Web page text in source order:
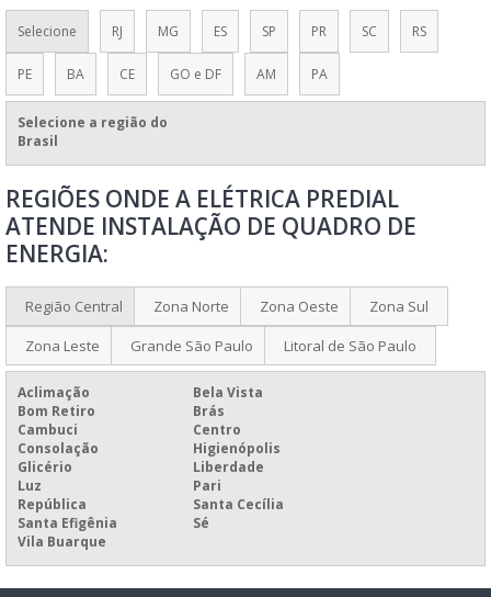
QUADRO ELÉTRICO FOTOVOLTAICO
QUADRO GERAL DE DISTRIBUIÇÃO DE FORÇA
REFORMA DE QUADRO ELÉTRICO
VALOR DE QUADRO ELÉTRICO
VENDA DE QUADROS E PAINÉIS
VENDA DE QUADROS E PAINÉIS ELÉTRICOS
MANUTENÇÃO ELÉTRICA PREDIAL E INDUSTRIAL
FABRICAÇÃO DE QUADROS ELÉTRICOS
FABRICANTE DE QUADROS ELÉTRICOS
MONTAGEM DE QUADRO DE DISJUNTORES
MONTAGEM DE QUADRO DE DISTRIBUIÇÃO
MONTAGEM DE QUADRO DE DISTRIBUIÇÃO BIFÁSICO
MONTAGEM DE QUADRO ELÉTRICO MONOFÁSICO
MONTAGEM DE QUADRO ELÉTRICO RESIDENCIAL
MONTAGEM DE QUADRO ELÉTRICO TRIFÁSICO
MONTAGEM DE QUADROS ELÉTRICOS
Selecione RJ MG ES SP PR SC RS
PE BA CE GO e DF AM PA
Selecione a região do
Brasil
REGIÕES ONDE A ELÉTRICA PREDIAL
ATENDE INSTALAÇÃO DE QUADRO DE
ENERGIA:
Região Central Zona Norte Zona Oeste
Zona Sul
Zona Leste
Grande São Paulo Litoral de São Paulo
Aclimação
Bela Vista
Bom Retiro
Brás
Cambuci
Centro
Consolação
Higienópolis
Glicério
Liberdade
Luz
Pari
República
Santa Cecília
Santa Efigênia
Sé
Vila Buarque